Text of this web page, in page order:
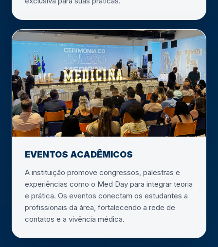
EVENTOS ACADÊMICOS
A instituição promove congressos, palestras e
experiências como o Med Day para integrar teoria
e prática. Os eventos conectam os estudantes a
profissionais da área, fortalecendo a rede de
contatos e a vivência médica.